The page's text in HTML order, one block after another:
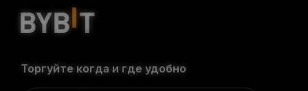
Торгуйте когда и где удобно